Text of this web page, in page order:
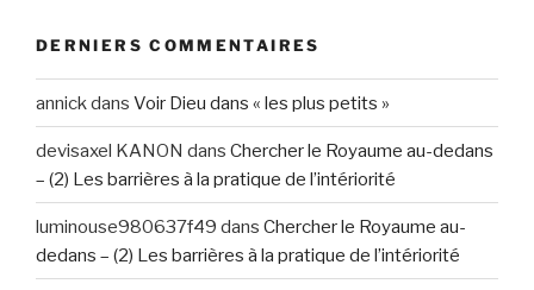
DERNIERS COMMENTAIRES
annickdans Voir Dieu dans « les plus petits »
devisaxel KANON dans Chercher le Royaume au-dedans
– (2) Les barrières à la pratique de l’intériorité
luminouse980637f49 dans Chercher le Royaume au-
dedans – (2) Les barrières à la pratique de l’intériorité